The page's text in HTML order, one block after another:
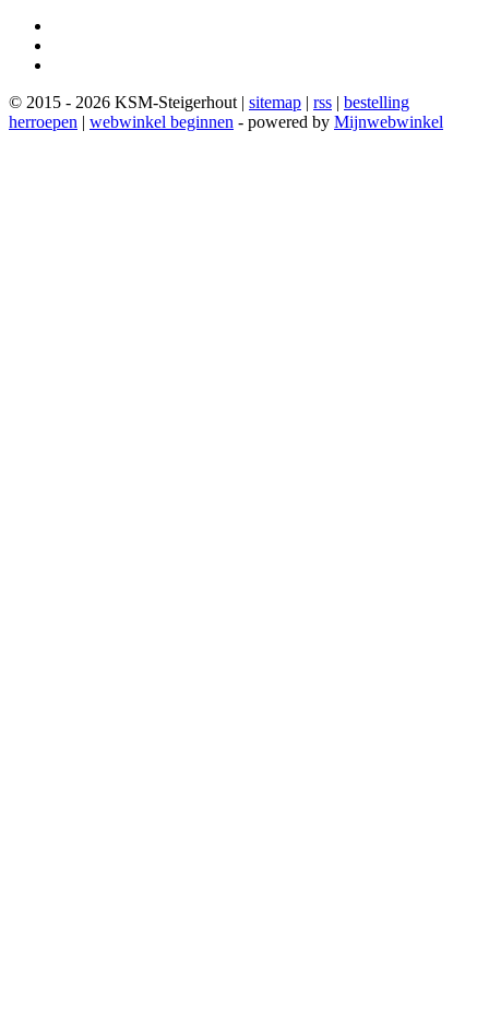
© 2015 - 2026 KSM-Steigerhout | sitemap | rss | bestelling
herroepen | webwinkel beginnen - powered by Mijnwebwinkel